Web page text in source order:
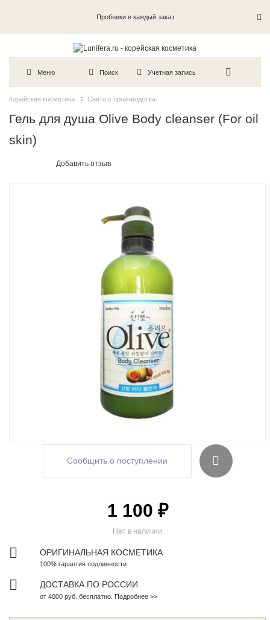
Пробники в каждый заказ
Меню Поиск Учетная запись
Корейская косметика Снято с производства
Гель для душа Olive Body cleanser (For oil
skin)
Добавить отзыв
Сообщить о поступлении
Нет в наличии
1 100 ₽
ОРИГИНАЛЬНАЯ КОСМЕТИКА
100% гарантия подлинности
ДОСТАВКА ПО РОССИИ
от 4000 руб. бесплатно. Подробнее >>